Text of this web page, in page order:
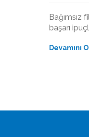
Bağımsız
başarı
Devamını